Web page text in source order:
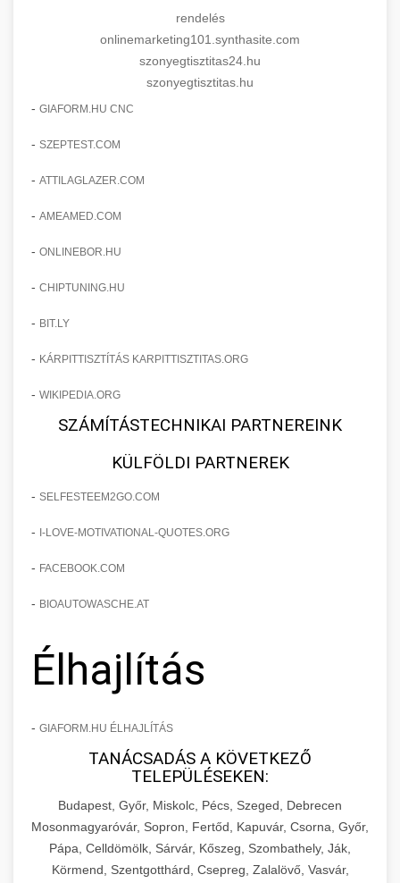
rendelés
onlinemarketing101.synthasite.com
szonyegtisztitas24.hu
szonyegtisztitas.hu
- GIAFORM.HU CNC
- SZEPTEST.COM
- ATTILAGLAZER.COM
- AMEAMED.COM
- ONLINEBOR.HU
- CHIPTUNING.HU
- BIT.LY
- KÁRPITTISZTÍTÁS KARPITTISZTITAS.ORG
- WIKIPEDIA.ORG
SZÁMÍTÁSTECHNIKAI PARTNEREINK
KÜLFÖLDI PARTNEREK
- SELFESTEEM2GO.COM
- I-LOVE-MOTIVATIONAL-QUOTES.ORG
- FACEBOOK.COM
- BIOAUTOWASCHE.AT
Élhajlítás
- GIAFORM.HU ÉLHAJLÍTÁS
TANÁCSADÁS A KÖVETKEZŐ
TELEPÜLÉSEKEN:
Budapest, Győr, Miskolc, Pécs, Szeged, Debrecen
Mosonmagyaróvár, Sopron, Fertőd, Kapuvár, Csorna, Győr,
Pápa, Celldömölk, Sárvár, Kőszeg, Szombathely, Ják,
Körmend, Szentgotthárd, Csepreg, Zalalövő, Vasvár,